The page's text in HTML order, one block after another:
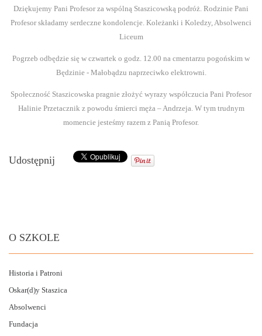
2009/2010
2012/2013
2009/2010
OSKAR(D)Y
Dziękujemy Pani Profesor za wspólną Staszicowską podróż. Rodzinie Pani
Profesor składamy serdeczne kondolencje. Koleżanki i Koledzy, Absolwenci
Liceum
Pogrzeb odbędzie się w czwartek o godz. 12.00 na cmentarzu pogońskim w
Będzinie - Małobądzu naprzeciwko elektrowni.
Społeczność Staszicowska pragnie złożyć wyrazy współczucia Pani Profesor
Halinie Przetacznik z powodu śmierci męża – Andrzeja. W tym trudnym
momencie jesteśmy razem z Panią Profesor.
Udostępnij
O SZKOLE
Historia i Patroni
Oskar(d)y Staszica
Absolwenci
Fundacja